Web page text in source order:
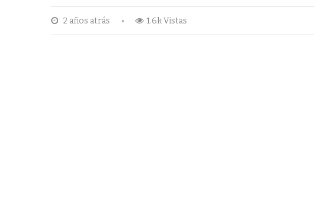
2 años atrás 1.6k Vistas